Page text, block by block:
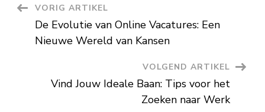
Berichtnavigatie
VORIG ARTIKEL
De Evolutie van Online Vacatures: Een
Nieuwe Wereld van Kansen
VOLGEND ARTIKEL
Vind Jouw Ideale Baan: Tips voor het
Zoeken naar Werk